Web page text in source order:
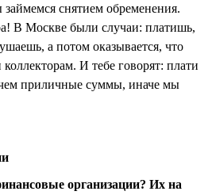
снятием обременения.
В Москве были случаи: платишь,
а потом оказывается, что
И тебе говорят: плати
приличные суммы, иначе мы
организации? Их на